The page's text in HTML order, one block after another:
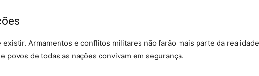
existir. Armamentos e conflitos militares não farão mais parte da realidade
povos de todas as nações convivam em segurança.